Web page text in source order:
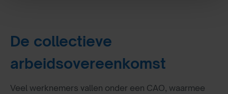
De collectieve
arbeidsovereenkomst
Veel werknemers vallen onder een CAO, waarmee